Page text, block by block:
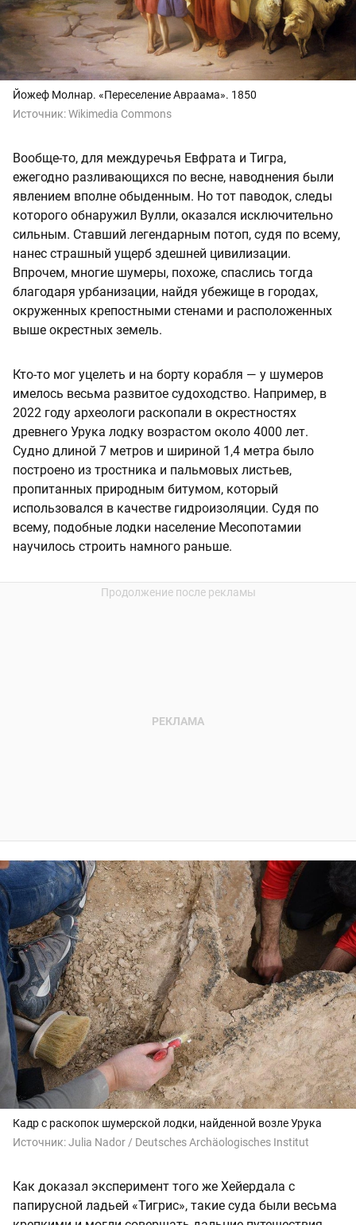
Йожеф Молнар. «Переселение Авраама». 1850
Источник:Wikimedia Commons
Вообще-то, для междуречья Евфрата и Тигра,
ежегодно разливающихся по весне, наводнения были
явлением вполне обыденным. Но тот паводок, следы
которого обнаружил Вулли, оказался исключительно
сильным. Ставший легендарным потоп, судя по всему,
нанес страшный ущерб здешней цивилизации.
Впрочем, многие шумеры, похоже, спаслись тогда
благодаря урбанизации, найдя убежище в городах,
окруженных крепостными стенами и расположенных
выше окрестных земель.
Кто-то мог уцелеть и на борту корабля — у шумеров
имелось весьма развитое судоходство. Например, в
2022 году археологи раскопали в окрестностях
древнего Урука лодку возрастом около 4000 лет.
Судно длиной 7 метров и шириной 1,4 метра было
построено из тростника и пальмовых листьев,
пропитанных природным битумом, который
использовался в качестве гидроизоляции. Судя по
всему, подобные лодки население Месопотамии
научилось строить намного раньше.
Кадр с раскопок шумерской лодки, найденной возле Урука
Источник:Julia Nador / Deutsches Archäologisches Institut
Как доказал эксперимент того же Хейердала с
папирусной ладьей «Тигрис», такие суда были весьма